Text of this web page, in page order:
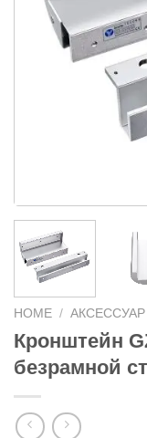
HOME / АКСЕССУАР
Кронштейн
безрамной